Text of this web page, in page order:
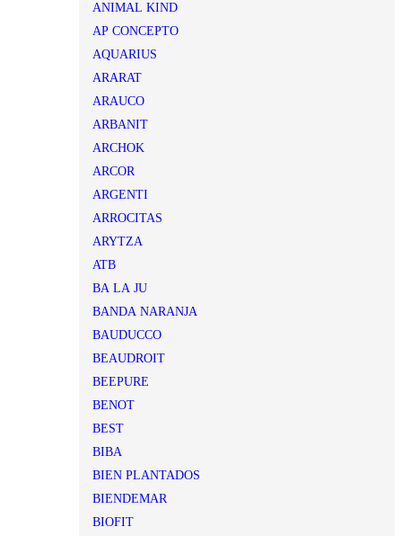
ANIMAL KIND
AP CONCEPTO
AQUARIUS
ARARAT
ARAUCO
ARBANIT
ARCHOK
ARCOR
ARGENTI
ARROCITAS
ARYTZA
ATB
BA LA JU
BANDA NARANJA
BAUDUCCO
BEAUDROIT
BEEPURE
BENOT
BEST
BIBA
BIEN PLANTADOS
BIENDEMAR
BIOFIT